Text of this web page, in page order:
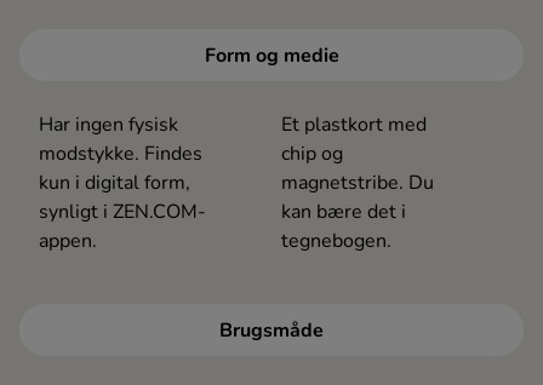
Form og medie
Har ingen fysisk
modstykke. Findes
kun i digital form,
synligt i ZEN.COM-
appen.
Et plastkort med
chip og
magnetstribe. Du
kan bære det i
tegnebogen.
Brugsmåde